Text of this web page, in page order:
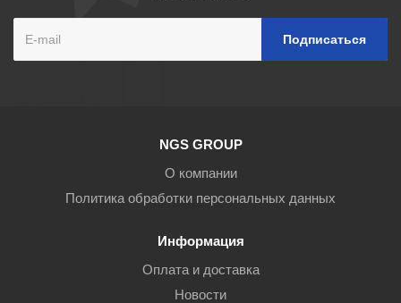
NGS GROUP
О компании
Политика обработки персональных данных
Информация
Оплата и доставка
Новости